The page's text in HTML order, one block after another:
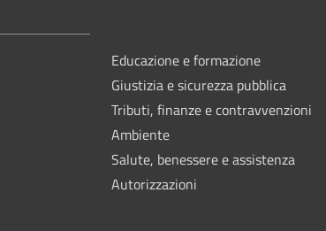
Educazione e formazione
Giustizia e sicurezza pubblica
Tributi, finanze e contravvenzioni
Ambiente
Salute, benessere e assistenza
Autorizzazioni